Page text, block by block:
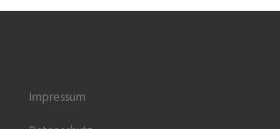
Impressum